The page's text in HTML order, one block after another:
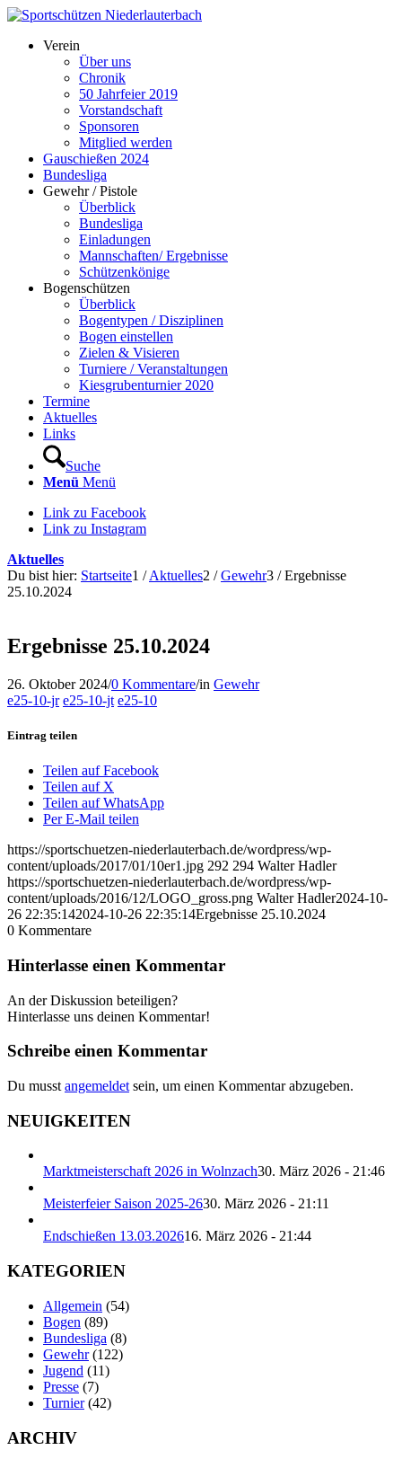
Verein
Über uns
Chronik
50 Jahrfeier 2019
Vorstandschaft
Sponsoren
Mitglied werden
Gauschießen 2024
Bundesliga
Gewehr / Pistole
Überblick
Bundesliga
Einladungen
Mannschaften/ Ergebnisse
Schützenkönige
Bogenschützen
Überblick
Bogentypen / Disziplinen
Bogen einstellen
Zielen & Visieren
Turniere / Veranstaltungen
Kiesgrubenturnier 2020
Termine
Aktuelles
Links
Suche
Menü Menü
Link zu Facebook
Link zu Instagram
Aktuelles
Du bist hier: Startseite1 / Aktuelles2 / Gewehr3 / Ergebnisse
25.10.2024
Ergebnisse 25.10.2024
26. Oktober 2024/0 Kommentare/in Gewehr
e25-10-jr e25-10-jt e25-10
Eintrag teilen
Teilen auf Facebook
Teilen auf X
Teilen auf WhatsApp
Per E-Mail teilen
https://sportschuetzen-niederlauterbach.de/wordpress/wp-
content/uploads/2017/01/10er1.jpg 292 294 Walter Hadler
https://sportschuetzen-niederlauterbach.de/wordpress/wp-
content/uploads/2016/12/LOGO_gross.png Walter Hadler2024-10-
26 22:35:142024-10-26 22:35:14Ergebnisse 25.10.2024
0 Kommentare
Hinterlasse einen Kommentar
An der Diskussion beteiligen?
Hinterlasse uns deinen Kommentar!
Schreibe einen Kommentar
Du musst angemeldet sein, um einen Kommentar abzugeben.
NEUIGKEITEN
Marktmeisterschaft 2026 in Wolnzach30. März 2026 - 21:46
Meisterfeier Saison 2025-2630. März 2026 - 21:11
Endschießen 13.03.202616. März 2026 - 21:44
KATEGORIEN
Allgemein (54)
Bogen (89)
Bundesliga (8)
Gewehr(122)
Jugend (11)
Presse (7)
Turnier(42)
ARCHIV